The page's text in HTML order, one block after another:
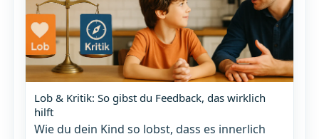
Lob & Kritik: So gibst du Feedback, das wirklich
hilft
Wie du dein Kind so lobst, dass es innerlich